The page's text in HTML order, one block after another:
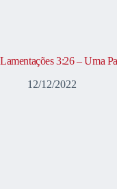
Lamentações 3:26 – Uma
12/12/2022